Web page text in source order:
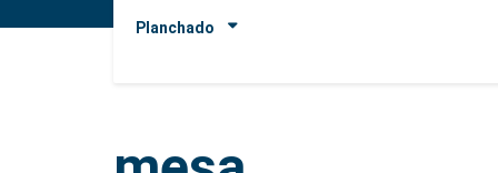
Planchado